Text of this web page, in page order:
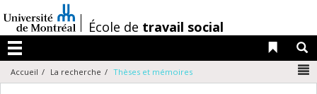
au
contenu
/École de travail social
Menu
Liens
Accueil La recherche Thèses et mémoires